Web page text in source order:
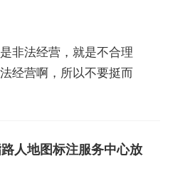
非法经营，就是不合理
经营啊，所以不要挺而
人地图标注服务中心放